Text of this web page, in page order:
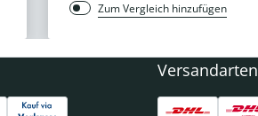
Zum Vergleich hinzufügen
Versandarten